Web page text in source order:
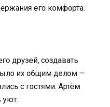
его комфорта.
друзей, создавать
их общим делом —
с гостями. Артём
уют.